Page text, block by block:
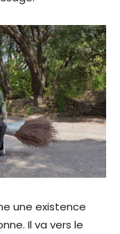
une existence
Il va vers le